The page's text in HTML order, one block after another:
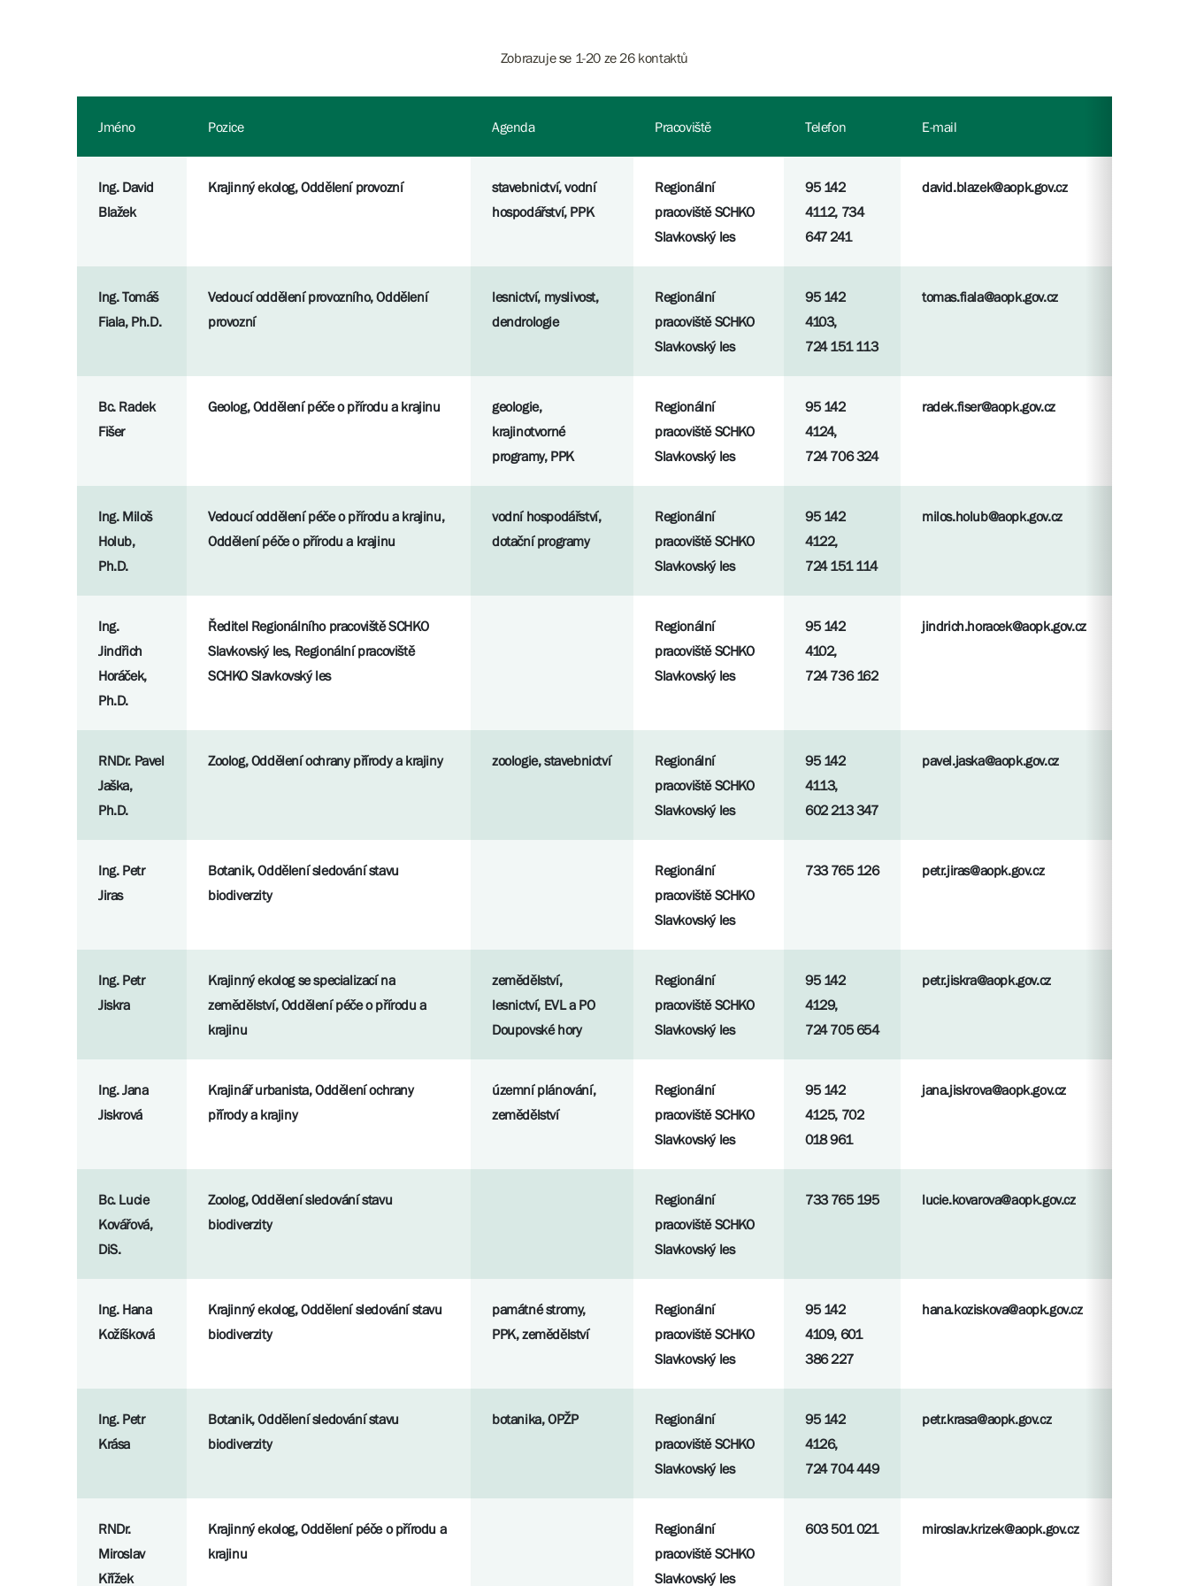
Zobrazuje se 1-20 ze 26 kontaktů
Jméno Pozice Agenda Pracoviště Telefon E-mail
Ing. David
Blažek
Krajinný ekolog, Oddělení provozní
stavebnictví, vodní
hospodářství, PPK
Regionální
pracoviště SCHKO
Slavkovský les
95 142
4112, 734
647 241
david.blazek@aopk.gov.cz
Ing. Tomáš
Fiala, Ph.D.
Vedoucí oddělení provozního, Oddělení
provozní
lesnictví, myslivost,
dendrologie
Regionální
pracoviště SCHKO
Slavkovský les
95 142
4103,
724 151 113
tomas.fiala@aopk.gov.cz
Bc. Radek
Fišer
Geolog, Oddělení péče o přírodu a krajinu
geologie,
krajinotvorné
programy, PPK
Regionální
pracoviště SCHKO
Slavkovský les
95 142
4124,
724 706 324
radek.fiser@aopk.gov.cz
Ing. Miloš
Holub,
Ph.D.
Vedoucí oddělení péče o přírodu a krajinu,
Oddělení péče o přírodu a krajinu
vodní hospodářství,
dotační programy
Regionální
pracoviště SCHKO
Slavkovský les
95 142
4122,
724 151 114
milos.holub@aopk.gov.cz
Ing.
Jindřich
Horáček,
Ph.D.
Ředitel Regionálního pracoviště SCHKO
Slavkovský les, Regionální pracoviště
SCHKO Slavkovský les
Regionální
pracoviště SCHKO
Slavkovský les
95 142
4102,
724 736 162
jindrich.horacek@aopk.gov.cz
RNDr. Pavel
Jaška,
Ph.D.
Zoolog, Oddělení ochrany přírody a krajiny zoologie, stavebnictví
Regionální
pracoviště SCHKO
Slavkovský les
95 142
4113,
602 213 347
pavel.jaska@aopk.gov.cz
Ing. Petr
Jiras
Botanik, Oddělení sledování stavu
biodiverzity
Regionální
pracoviště SCHKO
Slavkovský les
733 765 126 petr.jiras@aopk.gov.cz
Ing. Petr
Jiskra
Krajinný ekolog se specializací na
zemědělství, Oddělení péče o přírodu a
krajinu
zemědělství,
lesnictví, EVL a PO
Doupovské hory
Regionální
pracoviště SCHKO
Slavkovský les
95 142
4129,
724 705 654
petr.jiskra@aopk.gov.cz
Ing. Jana
Jiskrová
Krajinář urbanista, Oddělení ochrany
přírody a krajiny
územní plánování,
zemědělství
Regionální
pracoviště SCHKO
Slavkovský les
95 142
4125, 702
018 961
jana.jiskrova@aopk.gov.cz
Bc. Lucie
Kovářová,
DiS.
Zoolog, Oddělení sledování stavu
biodiverzity
Regionální
pracoviště SCHKO
Slavkovský les
733 765 195 lucie.kovarova@aopk.gov.cz
Ing. Hana
Kožíšková
Krajinný ekolog, Oddělení sledování stavu
biodiverzity
památné stromy,
PPK, zemědělství
Regionální
pracoviště SCHKO
Slavkovský les
95 142
4109, 601
386 227
hana.koziskova@aopk.gov.cz
Ing. Petr
Krása
Botanik, Oddělení sledování stavu
biodiverzity
botanika, OPŽP
Regionální
pracoviště SCHKO
Slavkovský les
95 142
4126,
724 704 449
petr.krasa@aopk.gov.cz
RNDr.
Miroslav
Křížek
Krajinný ekolog, Oddělení péče o přírodu a
krajinu
Regionální
pracoviště SCHKO
Slavkovský les
603 501 021 miroslav.krizek@aopk.gov.cz